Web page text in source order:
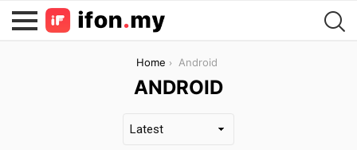
Home Android
ANDROID